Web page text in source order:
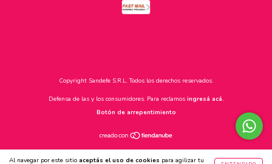
Al navegar por este sitio aceptás el uso de cookies para agilizar tu
Copyright Sandefe S.R.L. Todos los derechos reservados.
Defensa de las y los consumidores. Para reclamos ingresá acá.
Botón de arrepentimiento